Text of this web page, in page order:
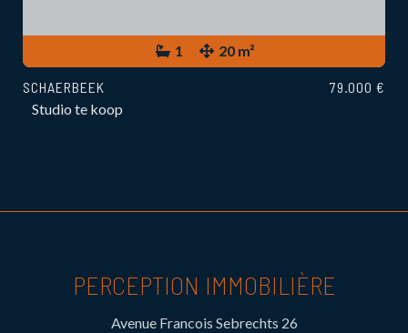
1 20 m²
SCHAERBEEK
Studio te koop
79.000 €
PERCEPTION IMMOBILIÈRE
Avenue Francois Sebrechts 26